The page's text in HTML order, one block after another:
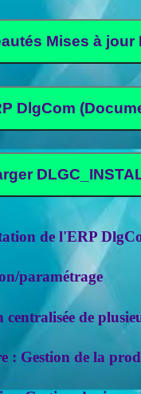
Mises à jour
DlgCom
de l'ERP
paramétrage
de
: Gestion de la